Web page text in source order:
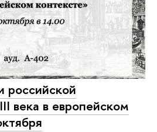
российской
века в европейском